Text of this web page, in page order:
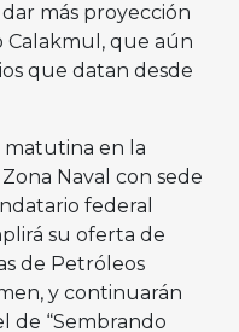
más proyección
Calakmul, que aún
que datan desde
matutina en la
Naval con sede
federal
su oferta de
de Petróleos
y continuarán
de “Sembrando